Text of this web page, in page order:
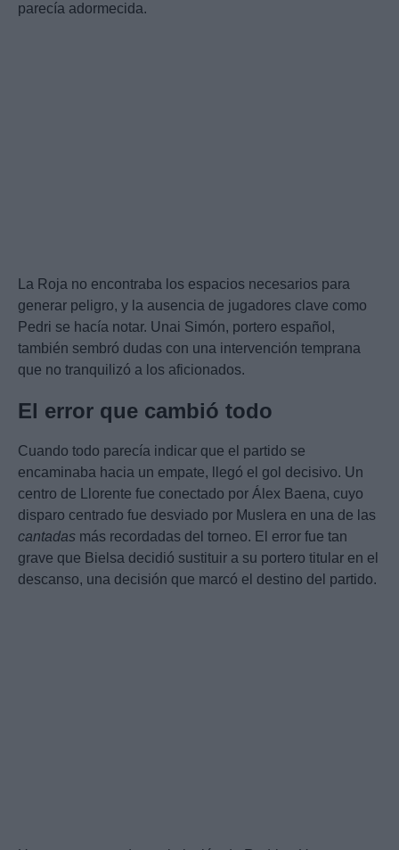
parecía adormecida.
La Roja no encontraba los espacios necesarios para
generar peligro, y la ausencia de jugadores clave como
Pedri se hacía notar. Unai Simón, portero español,
también sembró dudas con una intervención temprana
que no tranquilizó a los aficionados.
El error que cambió todo
Cuando todo parecía indicar que el partido se
encaminaba hacia un empate, llegó el gol decisivo. Un
centro de Llorente fue conectado por Álex Baena, cuyo
disparo centrado fue desviado por Muslera en una de las
cantadas más recordadas del torneo. El error fue tan
grave que Bielsa decidió sustituir a su portero titular en el
descanso, una decisión que marcó el destino del partido.